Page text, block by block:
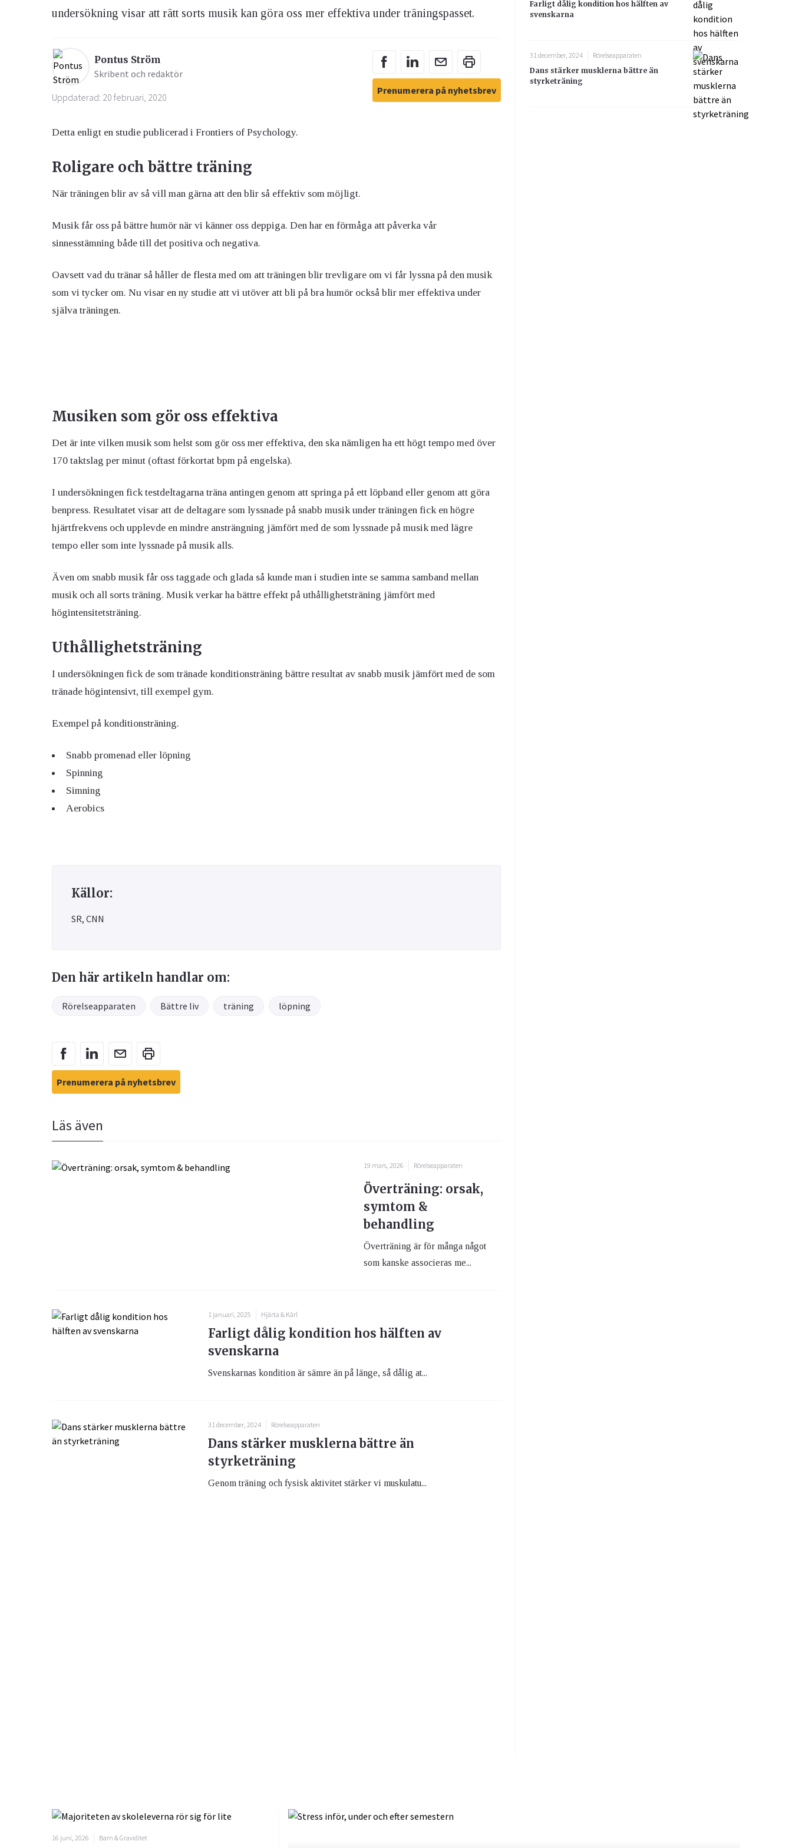
Övervikt
undersökning visar att rätt sorts musik kan göra oss mer effektiva under träningspasset.
Pontus Ström
Skribent och redaktör
Uppdaterad: 20 februari, 2020
Prenumerera på nyhetsbrev
Detta enligt en studie publicerad i Frontiers of Psychology.
Roligare och bättre träning
När träningen blir av så vill man gärna att den blir så effektiv som möjligt.
Musik får oss på bättre humör när vi känner oss deppiga. Den har en förmåga att påverka vår
sinnesstämning både till det positiva och negativa.
Oavsett vad du tränar så håller de flesta med om att träningen blir trevligare om vi får lyssna på den musik
som vi tycker om. Nu visar en ny studie att vi utöver att bli på bra humör också blir mer effektiva under
själva träningen.
Musiken som gör oss effektiva
Det är inte vilken musik som helst som gör oss mer effektiva, den ska nämligen ha ett högt tempo med över
170 taktslag per minut (oftast förkortat bpm på engelska).
I undersökningen fick testdeltagarna träna antingen genom att springa på ett löpband eller genom att göra
benpress. Resultatet visar att de deltagare som lyssnade på snabb musik under träningen fick en högre
hjärtfrekvens och upplevde en mindre ansträngning jämfört med de som lyssnade på musik med lägre
tempo eller som inte lyssnade på musik alls.
Även om snabb musik får oss taggade och glada så kunde man i studien inte se samma samband mellan
musik och all sorts träning. Musik verkar ha bättre effekt på uthållighetsträning jämfört med
högintensitetsträning.
Uthållighetsträning
I undersökningen fick de som tränade konditionsträning bättre resultat av snabb musik jämfört med de som
tränade högintensivt, till exempel gym.
Exempel på konditionsträning.
Snabb promenad eller löpning
Spinning
Simning
Aerobics
Källor:
SR, CNN
Den här artikeln handlar om:
Rörelseapparaten Bättre liv träning löpning
Prenumerera på nyhetsbrev
Läs även
19 mars, 2026 Rörelseapparaten
Överträning: orsak,
symtom &
behandling
Överträning är för många något
som kanske associeras me...
1 januari, 2025 Hjärta & Kärl
Farligt dålig kondition hos hälften av
svenskarna
Svenskarnas kondition är sämre än på länge, så dålig at...
31 december, 2024 Rörelseapparaten
Dans stärker musklerna bättre än
styrketräning
Genom träning och fysisk aktivitet stärker vi muskulatu...
Farligt dålig kondition hos hälften av
svenskarna
31 december, 2024
Rörelseapparaten
Dans stärker musklerna bättre än
styrketräning
16 juni, 2026 Barn & Graviditet